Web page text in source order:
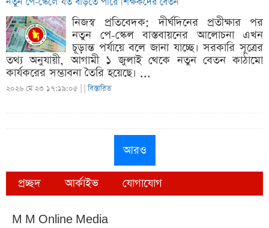
নিজস্ব প্রতিবেদক: দীর্ঘদিনের প্রতীক্ষার পর
নতুন পে-স্কেল বাস্তবায়নের আলোচনা এখন
চূড়ান্ত পর্যায়ে বলে জানা যাচ্ছে। সরকারি সূত্রের
তথ্য অনুযায়ী, আগামী ১ জুলাই থেকে নতুন বেতন কাঠামো
কার্যকরের সম্ভাবনা তৈরি হয়েছে। ...
২০২৬ মে ২৩ ১৭:১৯:০৫ | |বিস্তারিত
আরও
প্রচ্ছদ আর্কাইভ যোগাযোগ
M M Online Media